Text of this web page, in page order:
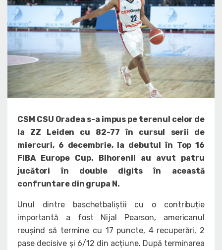
CSM CSU Oradea s-a impus pe terenul celor de
la ZZ Leiden cu 82-77 în cursul serii de
miercuri, 6 decembrie, la debutul în Top 16
FIBA Europe Cup. Bihorenii au avut patru
jucători în double digits în această
confruntare din grupa N.
Unul dintre baschetbaliștii cu o contribuție
importantă a fost Nijal Pearson, americanul
reușind să termine cu 17 puncte, 4 recuperări, 2
pase decisive și 6/12 din acțiune. După terminarea